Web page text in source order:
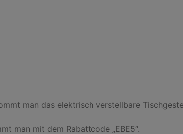
man das elektrisch verstellbare
man mit dem Rabattcode „EBE5“.